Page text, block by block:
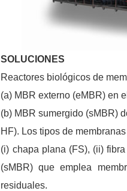
SOLUCIONES
Reactores biológicos de
(a) MBR externo (eMBR) en
(b) MBR sumergido (sMBR)
HF). Los tipos de
(i) chapa plana (FS), (ii)
(sMBR) que emplea
residuales.